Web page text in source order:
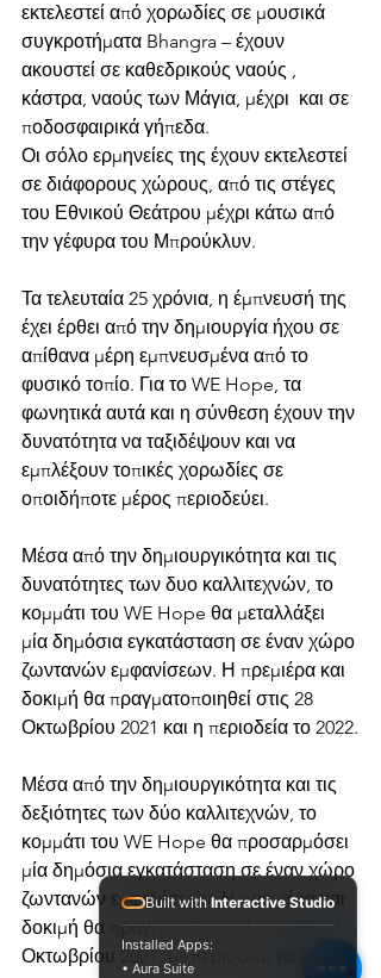
εκτελεστεί από χορωδίες σε μουσικά
συγκροτήματα Bhangra – έχουν
ακουστεί σε καθεδρικούς ναούς ,
κάστρα, ναούς των Μάγια, μέχρι  και σε
ποδοσφαιρικά γήπεδα.
Οι σόλο ερμηνείες της έχουν εκτελεστεί
σε διάφορους χώρους, από τις στέγες
του Εθνικού Θεάτρου μέχρι κάτω από
την γέφυρα του Μπρούκλυν.
Τα τελευταία 25 χρόνια, η έμπνευσή της
έχει έρθει από την δημιουργία ήχου σε
απίθανα μέρη εμπνευσμένα από το
φυσικό τοπίο. Για το WE Hope, τα
φωνητικά αυτά και η σύνθεση έχουν την
δυνατότητα να ταξιδέψουν και να
εμπλέξουν τοπικές χορωδίες σε
οποιδήποτε μέρος περιοδεύει.
Μέσα από την δημιουργικότητα και τις
δυνατότητες των δυο καλλιτεχνών, το
κομμάτι του WE Hope θα μεταλλάξει
μία δημόσια εγκατάσταση σε έναν χώρο
ζωντανών εμφανίσεων. Η πρεμιέρα και
δοκιμή θα πραγματοποιηθεί στις 28
Οκτωβρίου 2021 και η περιοδεία το 2022.
Μέσα από την δημιουργικότητα και τις
δεξιότητες των δύο καλλιτεχνών, το
κομμάτι του WE Hope θα προσαρμόσει
μία δημόσια εγκατάσταση σε έναν χώρο
ζωντανών εμφανίσεων. Η πρεμιέρα και
δοκιμή θα πραγματοποιηθεί στις 28
Οκτωβρίου 2021, με περιοδεία το 2022.
Built with Interactive Studio
Installed Apps:
• Aura Suite